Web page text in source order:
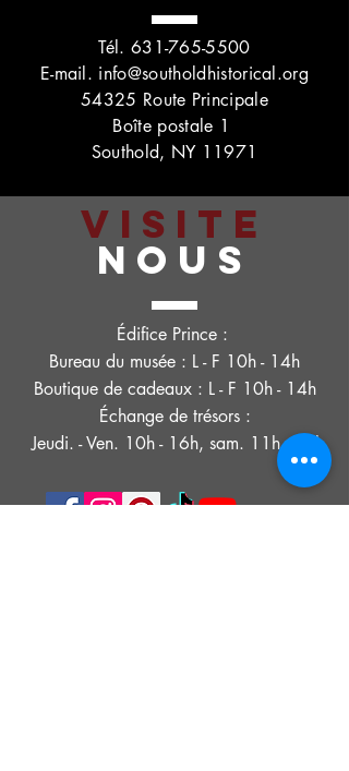
Tél. 631-765-5500
E-mail. info@southoldhistorical.org
54325 Route Principale
Boîte postale 1
Southold, NY 11971
VISITE
NOUS
Édifice Prince :
Bureau du musée : L - F 10h - 14h
Boutique de cadeaux : L - F 10h - 14h
Échange de trésors :
Jeudi. - Ven. 10h - 16h, sam. 11h - 15h